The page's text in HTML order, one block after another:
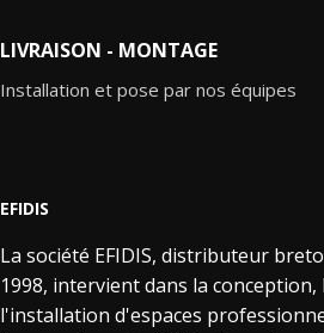
LIVRAISON - MONTAGE
Installation et pose par nos équipes
EFIDIS
La société EFIDIS, distributeur
1998, intervient dans la
l'installation d'espaces